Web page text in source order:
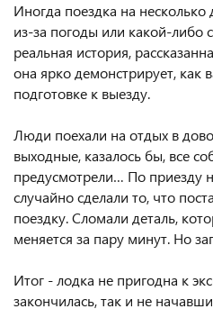
Иногда поездка на
из-за погоды или какой-
реальная история,
она ярко демонстрирует, как
подготовке к выезду.
Люди поехали на отдых в
выходные, казалось бы, все
предусмотрели… По приезду
случайно сделали то, что
поездку. Сломали деталь,
меняется за пару минут. Но
Итог - лодка не пригодна к
закончилась, так и не